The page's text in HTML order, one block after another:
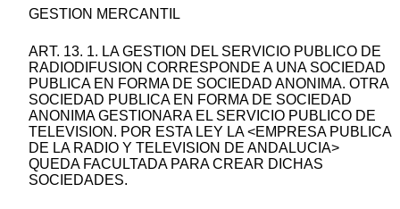
GESTION MERCANTIL
ART. 13. 1. LA GESTION DEL SERVICIO PUBLICO DE
RADIODIFUSION CORRESPONDE A UNA SOCIEDAD
PUBLICA EN FORMA DE SOCIEDAD ANONIMA. OTRA
SOCIEDAD PUBLICA EN FORMA DE SOCIEDAD
ANONIMA GESTIONARA EL SERVICIO PUBLICO DE
TELEVISION. POR ESTA LEY LA <EMPRESA PUBLICA
DE LA RADIO Y TELEVISION DE ANDALUCIA>
QUEDA FACULTADA PARA CREAR DICHAS
SOCIEDADES.